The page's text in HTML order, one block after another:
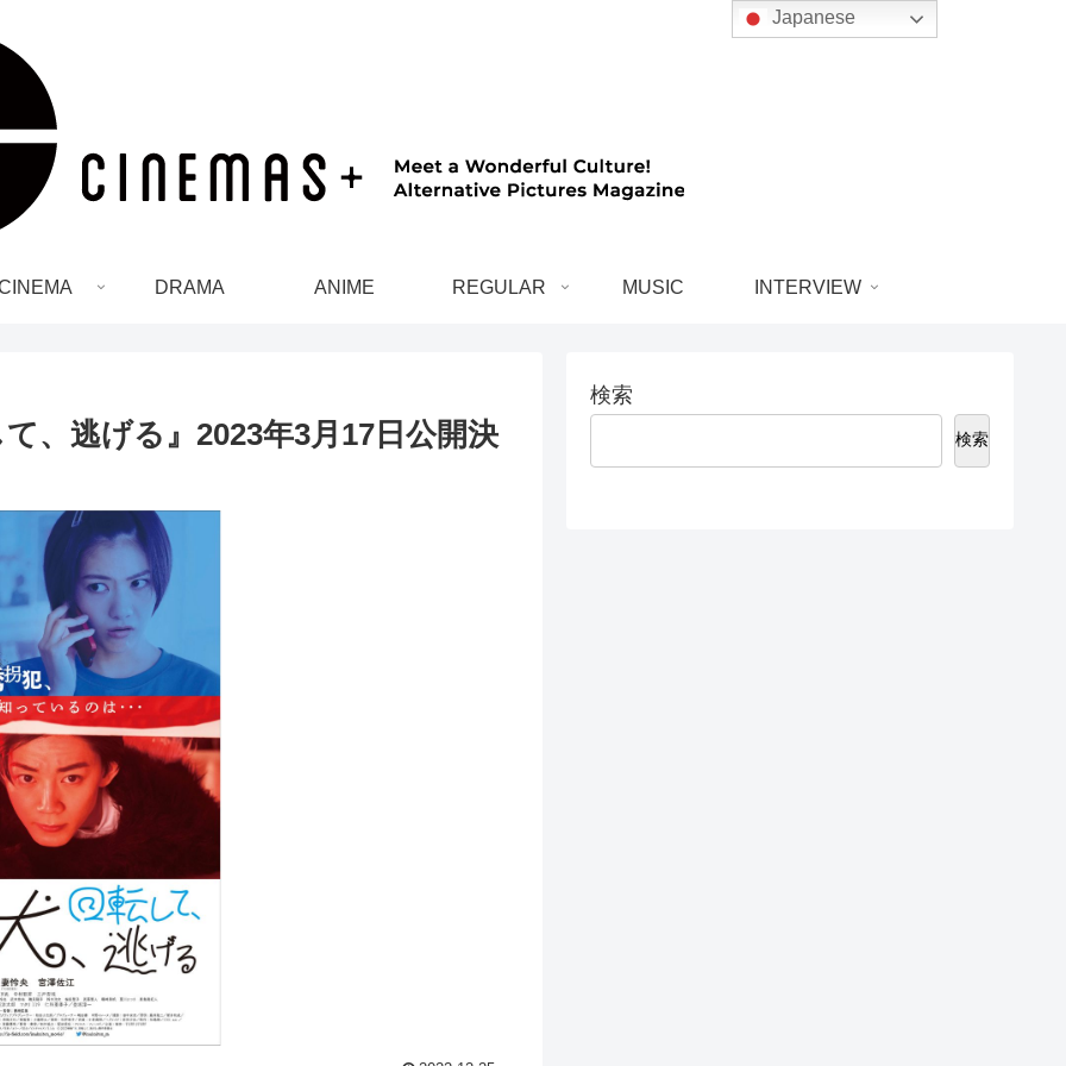
DRAMA ANIME REGULAR MUSIC INTERVIEW
、逃げる』2023年3月17日公開決
検索
検索
Japanese